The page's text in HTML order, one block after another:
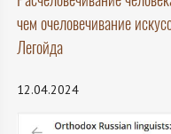
чем очеловечивание
Легойда
12.04.2024